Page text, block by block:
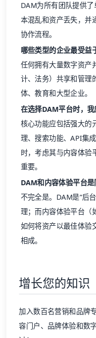
DAM为所有团队提供
本混乱和资产丢失，并
协作流程。
哪些类型的企业最受益
任何拥有大量数字资产
计、法务）共享和管理
体、教育和大型企业。
在选择DAM平台时，我
核心功能应包括强大的
理、搜索功能、API集
时，考虑其与内容体验
重要。
DAM和内容体验平台是
不完全是。DAM是“后
理；而内容体验平台（
如何将资产以最佳体验
相成。
增长您的知识
加入数百名营销和品牌
容门户、 品牌体验和数